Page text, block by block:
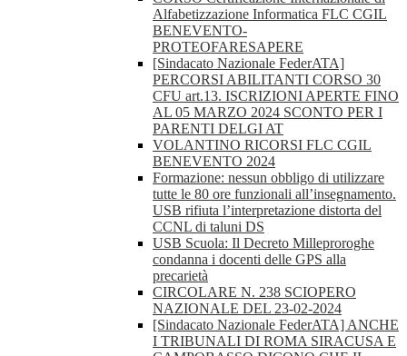
Alfabetizzazione Informatica FLC CGIL
BENEVENTO-
PROTEOFARESAPERE
[Sindacato Nazionale FederATA]
PERCORSI ABILITANTI CORSO 30
CFU art.13. ISCRIZIONI APERTE FINO
AL 05 MARZO 2024 SCONTO PER I
PARENTI DELGI AT
VOLANTINO RICORSI FLC CGIL
BENEVENTO 2024
Formazione: nessun obbligo di utilizzare
tutte le 80 ore funzionali all’insegnamento.
USB rifiuta l’interpretazione distorta del
CCNL di taluni DS
USB Scuola: Il Decreto Milleproroghe
condanna i docenti delle GPS alla
precarietà
CIRCOLARE N. 238 SCIOPERO
NAZIONALE DEL 23-02-2024
[Sindacato Nazionale FederATA] ANCHE
I TRIBUNALI DI ROMA SIRACUSA E